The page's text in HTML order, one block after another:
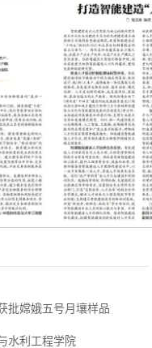
批嫦娥五号月壤样品
水利工程学院